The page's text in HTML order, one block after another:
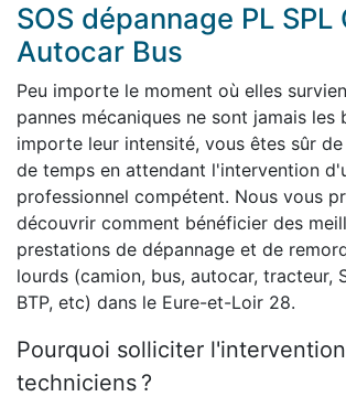
SOS dépannage PL SPL
Autocar Bus
Peu importe le moment où elles
pannes mécaniques ne sont jamais les
importe leur intensité, vous êtes sûr
de temps en attendant l'intervention
professionnel compétent. Nous vous
découvrir comment bénéficier des
prestations de dépannage et de
lourds (camion, bus, autocar, tracteur,
BTP, etc) dans le Eure-et-Loir 28.
Pourquoi solliciter
techniciens ?